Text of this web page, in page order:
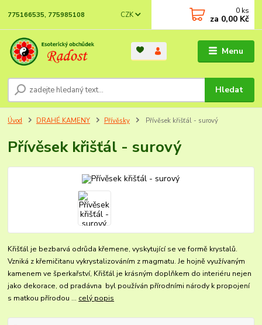
Menu
CZK
Hledat
775166535, 775985108 0 ks
za 0,00 Kč
Úvod DRAHÉ KAMENY Přívěsky Přívěsek křišťál - surový
Přívěsek křišťál - surový
Křišťál je bezbarvá odrůda křemene, vyskytující se ve formě krystalů.
Vzniká z křemičitanu vykrystalizováním z magmatu. Je hojně využívaným
kamenem ve šperkařství, Křišťál je krásným doplňkem do interiéru nejen
jako dekorace, od pradávna byl používán přírodními národy k propojení
s matkou přírodou ... celý popis